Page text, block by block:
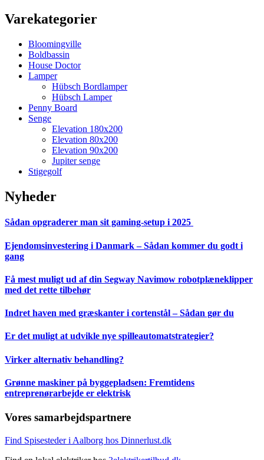
Varekategorier
Bloomingville
Boldbassin
House Doctor
Lamper
Hübsch Bordlamper
Hübsch Lamper
Penny Board
Senge
Elevation 180x200
Elevation 80x200
Elevation 90x200
Jupiter senge
Stigegolf
Nyheder
Sådan opgraderer man sit gaming-setup i 2025
Ejendomsinvestering i Danmark – Sådan kommer du godt i
gang
Få mest muligt ud af din Segway Navimow robotplæneklipper
med det rette tilbehør
Indret haven med græskanter i cortenstål – Sådan gør du
Er det muligt at udvikle nye spilleautomatstrategier?
Virker alternativ behandling?
Grønne maskiner på byggepladsen: Fremtidens
entreprenørarbejde er elektrisk
Vores samarbejdspartnere
Find Spisesteder i Aalborg hos Dinnerlust.dk